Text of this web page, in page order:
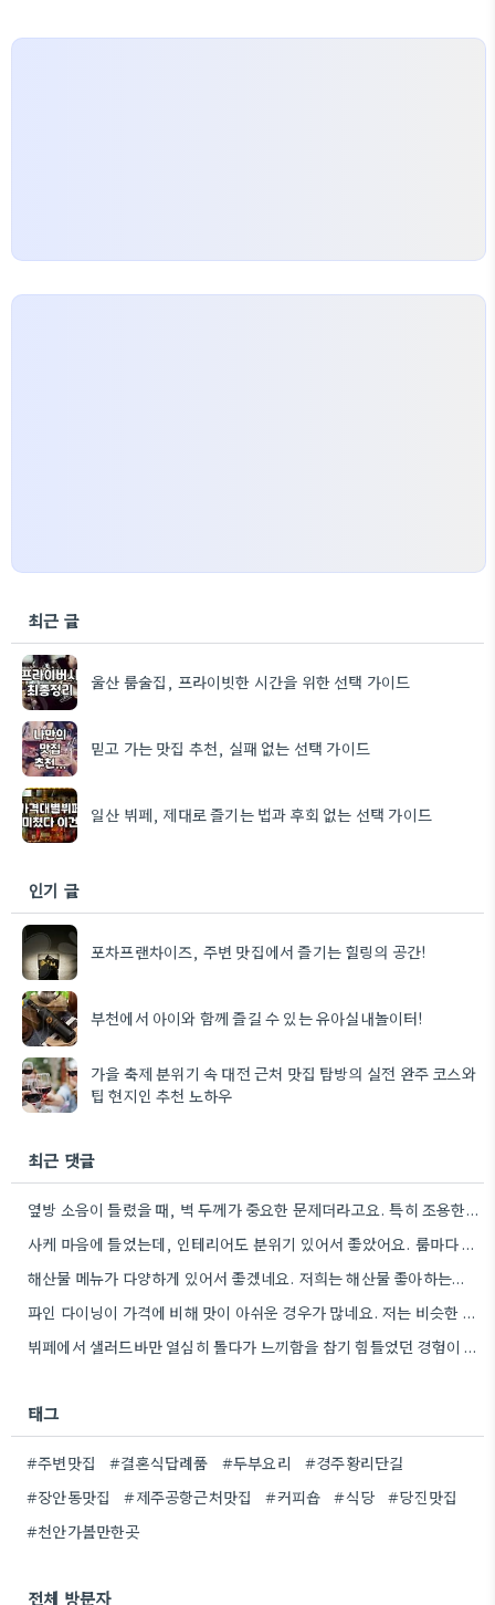
최근 글
울산 룸술집, 프라이빗한 시간을 위한 선택 가이드
믿고 가는 맛집 추천, 실패 없는 선택 가이드
일산 뷔페, 제대로 즐기는 법과 후회 없는 선택 가이드
인기 글
포차프랜차이즈, 주변 맛집에서 즐기는 힐링의 공간!
부천에서 아이와 함께 즐길 수 있는 유아실내놀이터!
가을 축제 분위기 속 대전 근처 맛집 탐방의 실전 완주 코스와
팁 현지인 추천 노하우
최근 댓글
옆방 소음이 들렸을 때, 벽 두께가 중요한 문제더라고요. 특히 조용한 대화가 힘들었을 때 와닿는 부분이었어요.
사케 마음에 들었는데, 인테리어도 분위기 있어서 좋았어요. 룸마다 다른 분위기라 선택의 폭이 넓다는 점이 특히…
해산물 메뉴가 다양하게 있어서 좋겠네요. 저희는 해산물 좋아하는데요.
파인 다이닝이 가격에 비해 맛이 아쉬운 경우가 많네요. 저는 비슷한 경험 때문에 평소에 메뉴의 재료나…
뷔페에서 샐러드바만 열심히 돌다가 느끼함을 참기 힘들었던 경험이 있네요. 메뉴 구성도 중요하지만, 음료나 디저트 선택도…
태그
#주변맛집 #결혼식답례품 #두부요리
#경주황리단길
#장안동맛집
#제주공항근처맛집 #커피숍 #식당
#당진맛집
#천안가볼만한곳
전체 방문자